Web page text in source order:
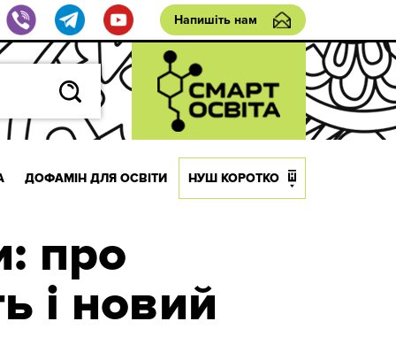
Напишіть нам
ДОФАМІН ДЛЯ ОСВІТИ НУШ КОРОТКО
про
і новий